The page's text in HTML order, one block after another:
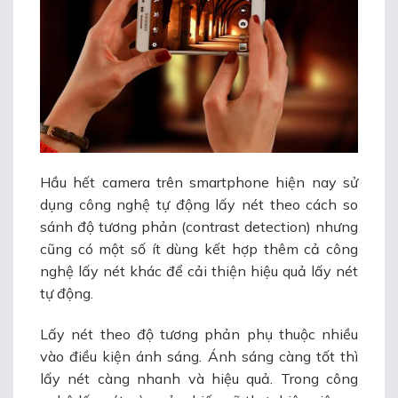
Hầu hết camera trên smartphone hiện nay sử
dụng công nghệ tự động lấy nét theo cách so
sánh độ tương phản (contrast detection) nhưng
cũng có một số ít dùng kết hợp thêm cả công
nghệ lấy nét khác để cải thiện hiệu quả lấy nét
tự động.
Lấy nét theo độ tương phản phụ thuộc nhiều
vào điều kiện ánh sáng. Ánh sáng càng tốt thì
lấy nét càng nhanh và hiệu quả. Trong công